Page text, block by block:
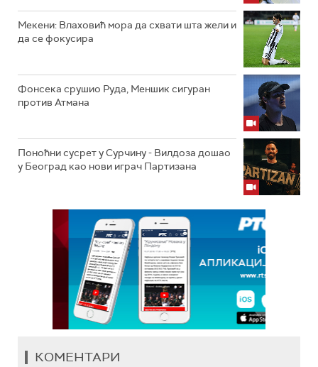
Мекени: Влаховић мора да схвати шта жели и
да се фокусира
Фонсека срушио Руда, Меншик сигуран
против Атмана
Поноћни сусрет у Сурчину - Вилдоза дошао
у Београд као нови играч Партизана
КОМЕНТАРИ